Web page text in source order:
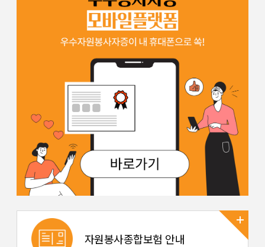
자원봉사종합보험 안내